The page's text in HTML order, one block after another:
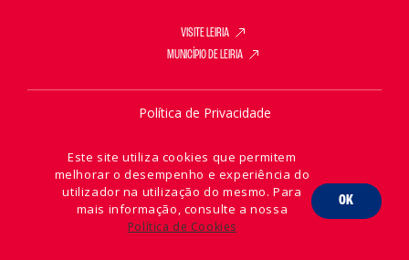
VISITE LEIRIA
MUNICÍPIO DE LEIRIA
Política de Privacidade
2026 © Leiria Agenda
Este site utiliza cookies que permitem
melhorar o desempenho e experiência do
utilizador na utilização do mesmo. Para
mais informação, consulte a nossa
Política de Cookies
OK